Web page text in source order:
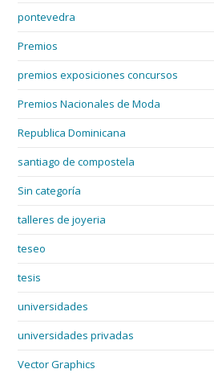
pontevedra
Premios
premios exposiciones concursos
Premios Nacionales de Moda
Republica Dominicana
santiago de compostela
Sin categoría
talleres de joyeria
teseo
tesis
universidades
universidades privadas
Vector Graphics